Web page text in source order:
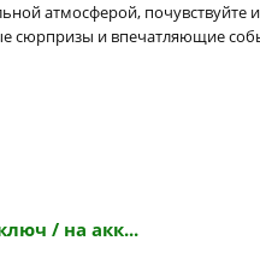
атмосферой,
сюрпризы и впечатляющие
/ на акк...